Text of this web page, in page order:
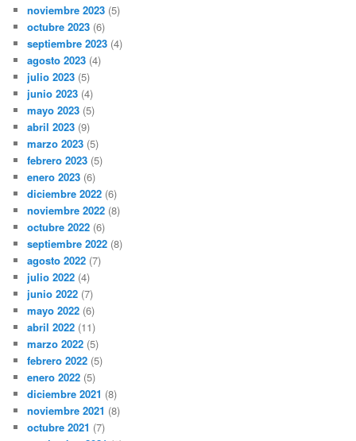
noviembre 2023 (5)
octubre 2023 (6)
septiembre 2023 (4)
agosto 2023 (4)
julio 2023 (5)
junio 2023 (4)
mayo 2023 (5)
abril 2023 (9)
marzo 2023 (5)
febrero 2023 (5)
enero 2023 (6)
diciembre 2022 (6)
noviembre 2022 (8)
octubre 2022 (6)
septiembre 2022 (8)
agosto 2022 (7)
julio 2022 (4)
junio 2022 (7)
mayo 2022 (6)
abril 2022 (11)
marzo 2022 (5)
febrero 2022 (5)
enero 2022 (5)
diciembre 2021 (8)
noviembre 2021 (8)
octubre 2021 (7)